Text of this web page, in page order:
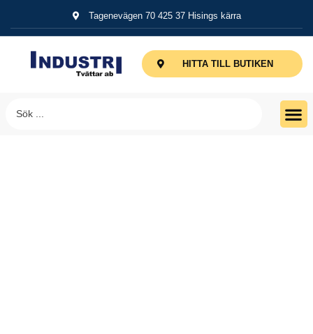
Tagenevägen 70 425 37 Hisings kärra
HITTA TILL BUTIKEN